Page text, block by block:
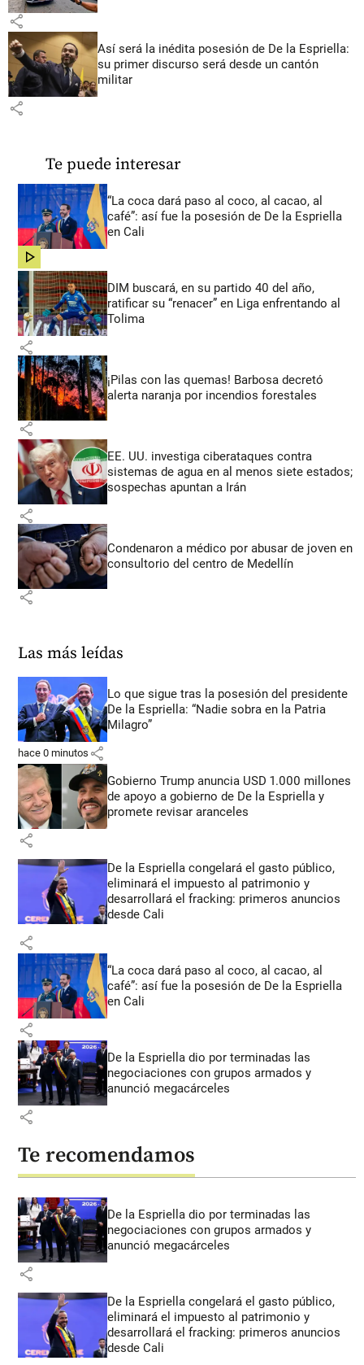
share
Así será la inédita posesión de De la Espriella:
su primer discurso será desde un cantón
militar
share
Te puede interesar
“La coca dará paso al coco, al cacao, al
café”: así fue la posesión de De la Espriella
en Cali
share
DIM buscará, en su partido 40 del año,
ratificar su “renacer” en Liga enfrentando al
Tolima
share
¡Pilas con las quemas! Barbosa decretó
alerta naranja por incendios forestales
share
EE. UU. investiga ciberataques contra
sistemas de agua en al menos siete estados;
sospechas apuntan a Irán
share
Condenaron a médico por abusar de joven en
consultorio del centro de Medellín
share
Las más leídas
Lo que sigue tras la posesión del presidente
De la Espriella: “Nadie sobra en la Patria
Milagro”
hace 0 minutos share
Gobierno Trump anuncia USD 1.000 millones
de apoyo a gobierno de De la Espriella y
promete revisar aranceles
share
De la Espriella congelará el gasto público,
eliminará el impuesto al patrimonio y
desarrollará el fracking: primeros anuncios
desde Cali
share
“La coca dará paso al coco, al cacao, al
café”: así fue la posesión de De la Espriella
en Cali
share
De la Espriella dio por terminadas las
negociaciones con grupos armados y
anunció megacárceles
share
Te recomendamos
De la Espriella dio por terminadas las
negociaciones con grupos armados y
anunció megacárceles
share
De la Espriella congelará el gasto público,
eliminará el impuesto al patrimonio y
desarrollará el fracking: primeros anuncios
desde Cali